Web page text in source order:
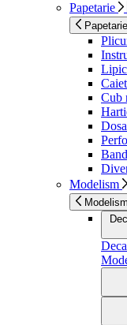
Papetarie
Papetarie
Cub
Modelism
Modelism